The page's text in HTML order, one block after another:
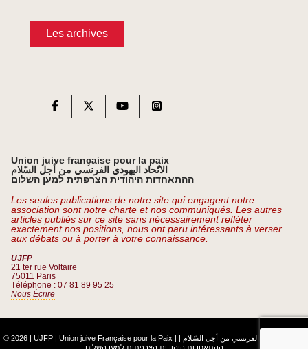
Les archives
Union juive française pour la paix
الاتّحاد اليهودي الفرنسي من أجل السّلام
ההתאחדות היהודית הצרפתית למען השלום
Les seules publications de notre site qui engagent notre
association sont notre charte et nos communiqués. Les autres
articles publiés sur ce site sans nécessairement refléter
exactement nos positions, nous ont paru intéressants à verser
aux débats ou à porter à votre connaissance.
UJFP
21 ter rue Voltaire
75011 Paris
Téléphone : 07 81 89 95 25
Nous Écrire
© 2026 | UJFP | Union juive Française pour la Paix | الاتّحاد اليهودي الفرنسي من أجل السّلام |